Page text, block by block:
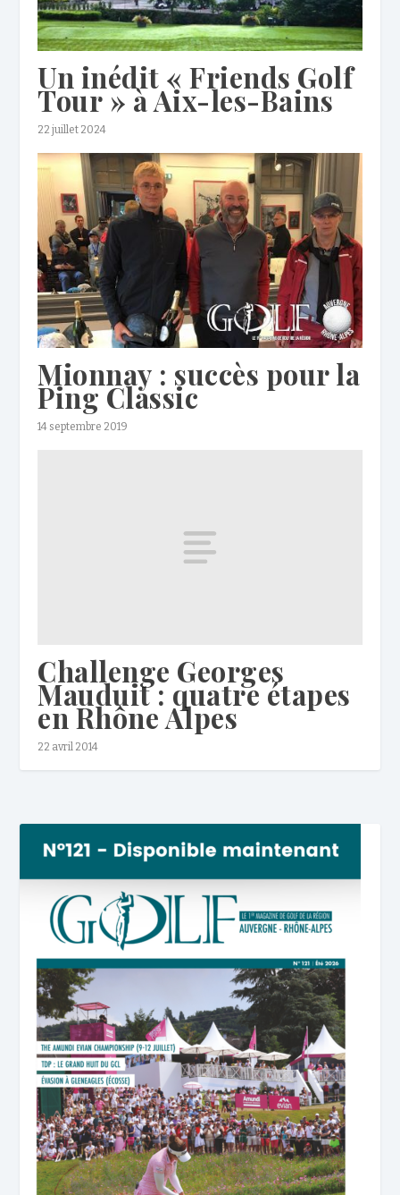
Un inédit « Friends Golf
Tour » à Aix-les-Bains
22 juillet 2024
Mionnay : succès pour la
Ping Classic
14 septembre 2019
Challenge Georges
Mauduit : quatre étapes
en Rhône Alpes
22 avril 2014